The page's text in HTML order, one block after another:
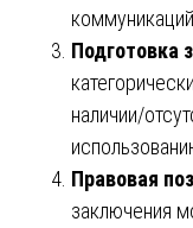
коммуникаций.
Подготовка
наличии/
Правовая
заключения